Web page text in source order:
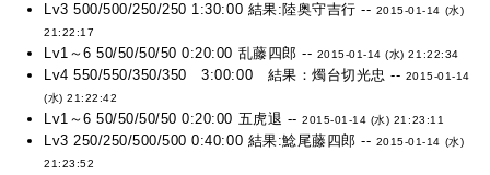
Lv3 500/500/250/250 1:30:00 結果:陸奥守吉行 -- 2015-01-14 (水)
21:22:17
Lv1～6 50/50/50/50 0:20:00 乱藤四郎 -- 2015-01-14 (水) 21:22:34
Lv4 550/550/350/350 3:00:00 結果：燭台切光忠 -- 2015-01-14
(水) 21:22:42
Lv1～6 50/50/50/50 0:20:00 五虎退 --2015-01-14 (水) 21:23:11
Lv3 250/250/500/500 0:40:00 結果:鯰尾藤四郎 -- 2015-01-14 (水)
21:23:52